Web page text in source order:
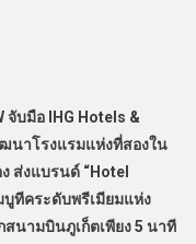
จับมือ
IHG Hotels &
นาโรงแรมแห่งที่สองใน
ส่งแบรนด์ “Hotel
บูทีคระดับพรีเมียมแห่ง
สนามบินภูเก็ตเพียง5 นาที